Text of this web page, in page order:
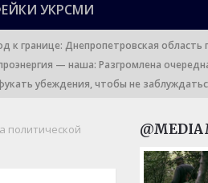
УКРСМИ
к границе: Днепропетровская
— наша: Разгромлена
убеждения, чтобы не
политической